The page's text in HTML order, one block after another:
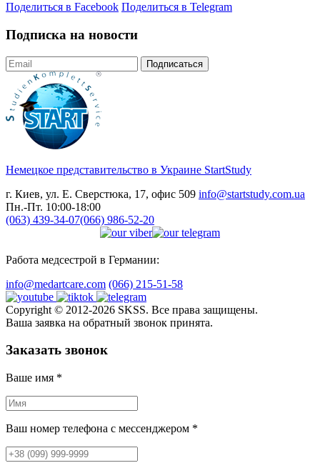
Поделиться в Facebook Поделиться в Telegram
Подписка на новости
Подписаться
Немецкое представительство в Украине StartStudy
г. Киев, ул. Е. Сверстюка, 17, офис 509 info@startstudy.com.ua
Пн.-Пт. 10:00-18:00
(063) 439-34-07(066) 986-52-20
Работа медсестрой в Германии:
info@medartcare.com (066) 215-51-58
Copyright © 2012-2026 SKSS. Все права защищены.
Ваша заявка на обратный звонок принята.
Заказать звонок
Ваше имя *
Ваш номер телефона с мессенджером *